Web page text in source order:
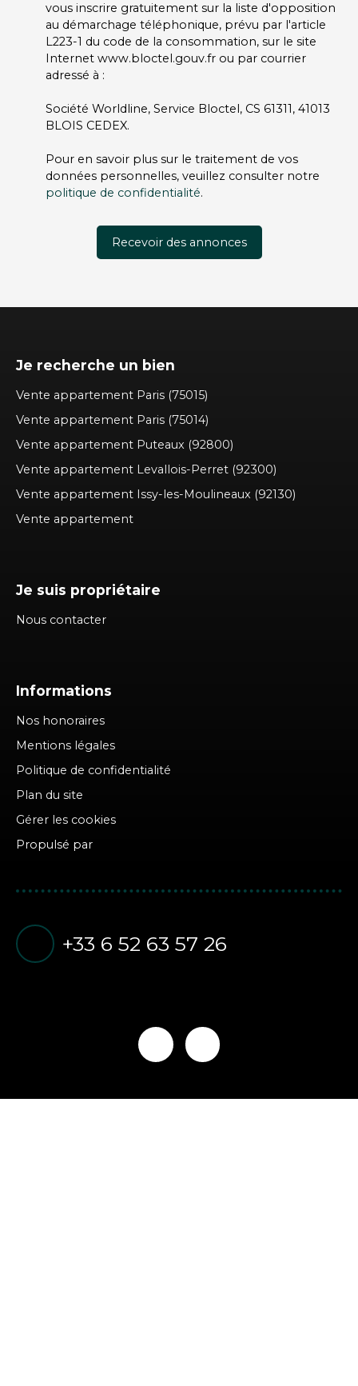
vous inscrire gratuitement sur la liste d'opposition
au démarchage téléphonique, prévu par l'article
L223-1 du code de la consommation, sur le site
Internet www.bloctel.gouv.fr ou par courrier
adressé à :
Société Worldline, Service Bloctel, CS 61311, 41013
BLOIS CEDEX.
Pour en savoir plus sur le traitement de vos
données personnelles, veuillez consulter notre
politique de confidentialité.
Recevoir des annonces
Je recherche un bien
Vente appartement Paris (75015)
Vente appartement Paris (75014)
Vente appartement Puteaux (92800)
Vente appartement Levallois-Perret (92300)
Vente appartement Issy-les-Moulineaux (92130)
Vente appartement
Je suis propriétaire
Nous contacter
Informations
Nos honoraires
Mentions légales
Politique de confidentialité
Plan du site
Gérer les cookies
Propulsé par
+33 6 52 63 57 26